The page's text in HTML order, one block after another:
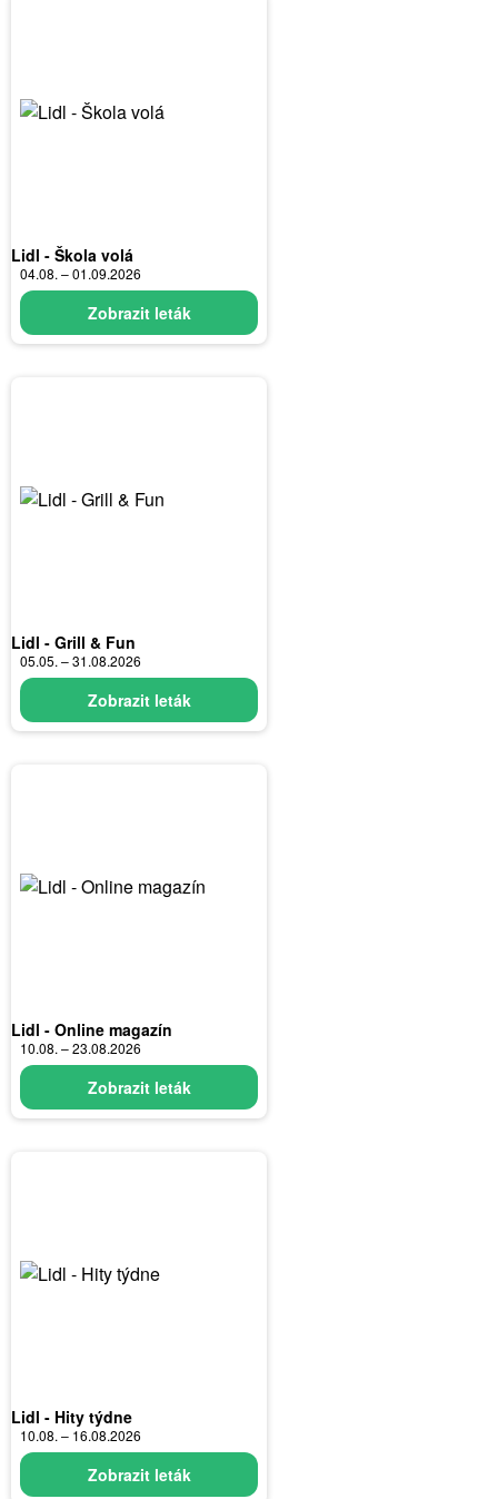
Lidl - Škola volá
04.08. – 01.09.2026
Zobrazit leták
Lidl - Grill & Fun
05.05. – 31.08.2026
Zobrazit leták
Lidl - Online magazín
10.08. – 23.08.2026
Zobrazit leták
Lidl - Hity týdne
10.08. – 16.08.2026
Zobrazit leták